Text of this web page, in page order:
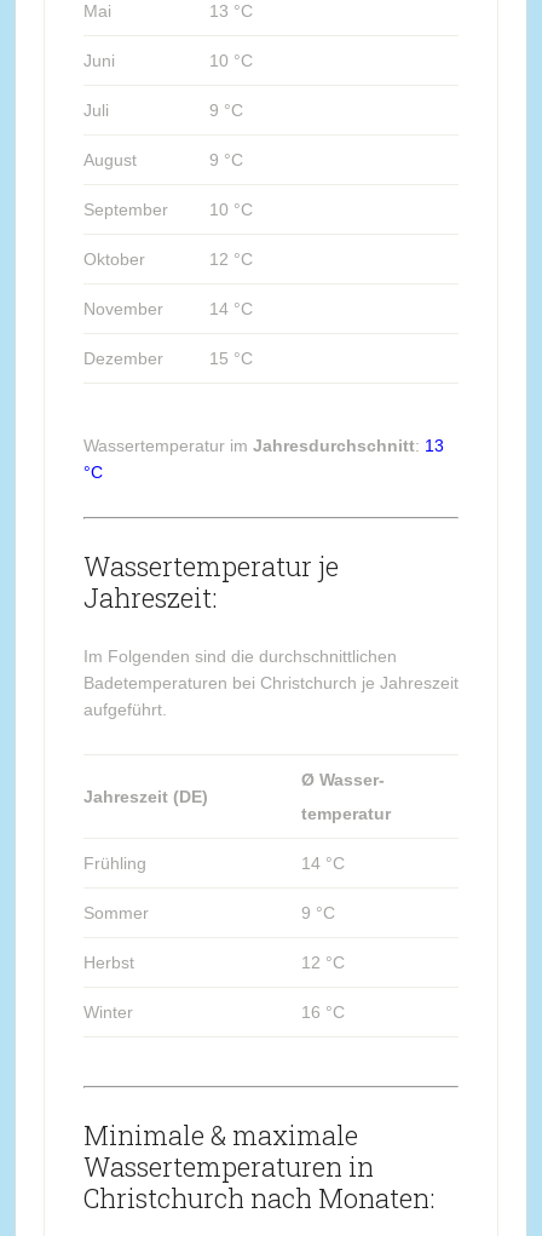
Mai 13 °C
Juni 10 °C
Juli 9 °C
August 9 °C
September 10 °C
Oktober 12 °C
November 14 °C
Dezember 15 °C
Wassertemperatur im Jahresdurchschnitt: 13
°C
Wassertemperatur je
Jahreszeit:
Im Folgenden sind die durchschnittlichen
Badetemperaturen bei Christchurch je Jahreszeit
aufgeführt.
Jahreszeit (DE)
Ø Wasser-
temperatur
Frühling 14 °C
Sommer 9 °C
Herbst 12 °C
Winter 16 °C
Minimale & maximale
Wassertemperaturen in
Christchurch nach Monaten: